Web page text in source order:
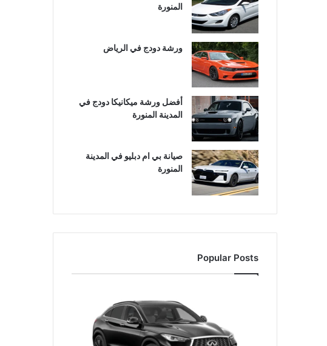
المنورة
ورشة دودج في الرياض
أفضل ورشة ميكانيكا دودج في
المدينة المنورة
صيانة بي ام دبليو في المدينة
المنورة
Popular Posts